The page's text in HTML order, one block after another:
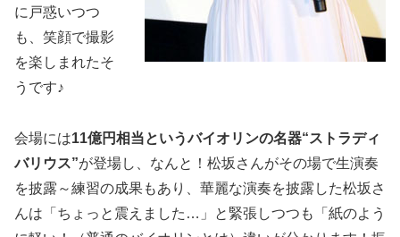
に戸惑いつつ
も、笑顔で撮影
を楽しまれたそ
うです♪
会場には11億円相当というバイオリンの名器“ストラディ
バリウス”が登場し、なんと！松坂さんがその場で生演奏
を披露～練習の成果もあり、華麗な演奏を披露した松坂さ
んは「ちょっと震えました…」と緊張しつつも「紙のよう